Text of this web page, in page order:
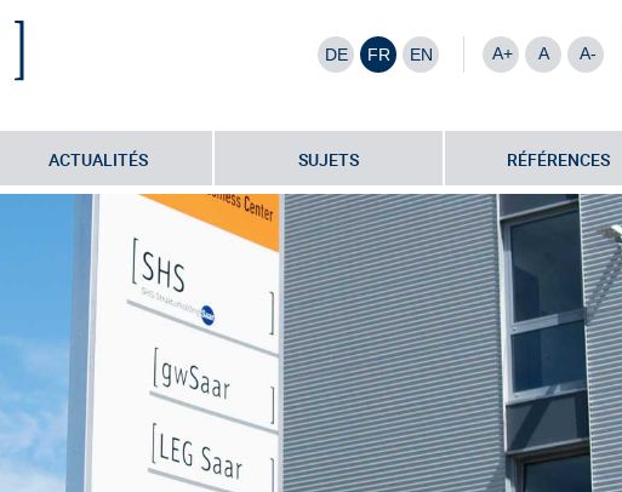
DE FR EN A+ A A-
ACTUALITÉS SUJETS RÉFÉRENCES